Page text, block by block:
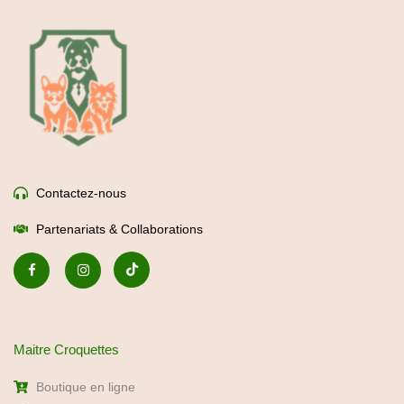
Contactez-nous
Partenariats & Collaborations
Maitre Croquettes
Boutique en ligne